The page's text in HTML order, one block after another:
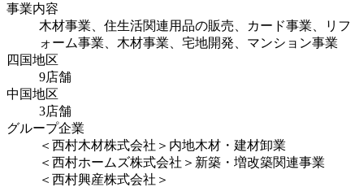
事業内容
木材事業、住生活関連用品の販売、カード事業、リフ
ォーム事業、木材事業、宅地開発、マンション事業
四国地区
9店舗
中国地区
3店舗
グループ企業
＜西村木材株式会社＞内地木材・建材卸業
＜西村ホームズ株式会社＞新築・増改築関連事業
＜西村興産株式会社＞